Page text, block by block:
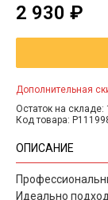
2 930 ₽
Дополнительная
Остаток на складе:
Код товара:
ОПИСАНИЕ
Идеально